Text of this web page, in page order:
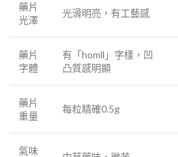
藥片
光澤
光滑明亮，有工藝感
藥片
字體
有「homll」字樣，凹
凸質感明顯
藥片
重量
每粒精確0.5g
氣味